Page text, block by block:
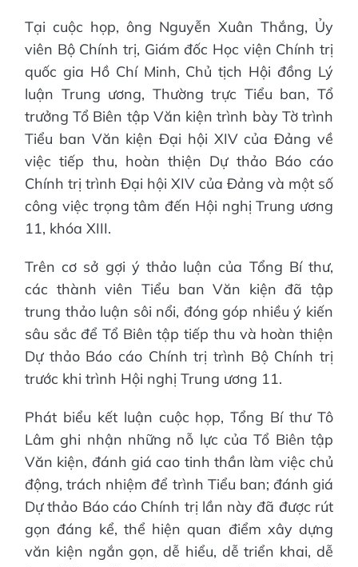
Tại cuộc họp, ông Nguyễn Xuân Thắng, Ủy
viên Bộ Chính trị, Giám đốc Học viện Chính trị
quốc gia Hồ Chí Minh, Chủ tịch Hội đồng Lý
luận Trung ương, Thường trực Tiểu ban, Tổ
trưởng Tổ Biên tập Văn kiện trình bày Tờ trình
Tiểu ban Văn kiện Đại hội XIV của Đảng về
việc tiếp thu, hoàn thiện Dự thảo Báo cáo
Chính trị trình Đại hội XIV của Đảng và một số
công việc trọng tâm đến Hội nghị Trung ương
11, khóa XIII.
Trên cơ sở gợi ý thảo luận của Tổng Bí thư,
các thành viên Tiểu ban Văn kiện đã tập
trung thảo luận sôi nổi, đóng góp nhiều ý kiến
sâu sắc để Tổ Biên tập tiếp thu và hoàn thiện
Dự thảo Báo cáo Chính trị trình Bộ Chính trị
trước khi trình Hội nghị Trung ương 11.
Phát biểu kết luận cuộc họp, Tổng Bí thư Tô
Lâm ghi nhận những nỗ lực của Tổ Biên tập
Văn kiện, đánh giá cao tinh thần làm việc chủ
động, trách nhiệm để trình Tiểu ban; đánh giá
Dự thảo Báo cáo Chính trị lần này đã được rút
gọn đáng kể, thể hiện quan điểm xây dựng
văn kiện ngắn gọn, dễ hiểu, dễ triển khai, dễ